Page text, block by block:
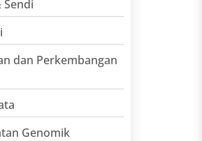
Sendi
dan Perkembangan
Genomik